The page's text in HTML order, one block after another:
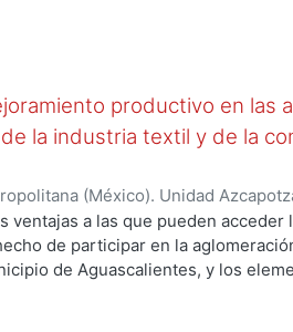
productivo en las
la industria textil y de la
(México). Unidad
,2006-03 ) GARCIA CASTRO, MARIA
ventajas a las que pueden acceder
de participar en la
de Aguascalientes, y los